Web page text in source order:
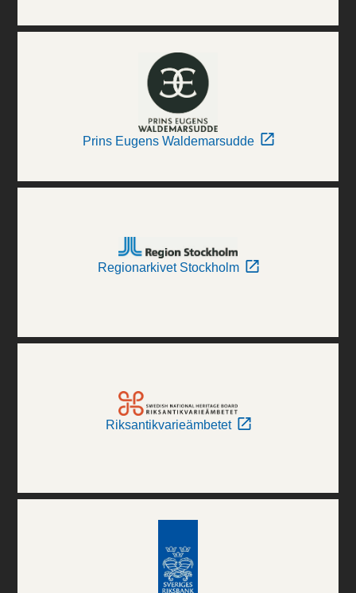
Prins Eugens Waldemarsudde
Regionarkivet Stockholm
Riksantikvarieämbetet